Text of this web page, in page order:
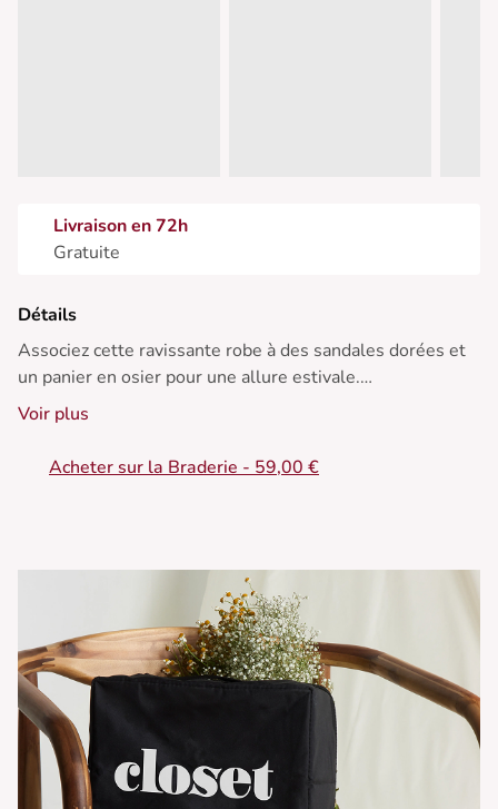
Livraison en 72h
Gratuite
Détails
Associez cette ravissante robe à des sandales dorées et
un panier en osier pour une allure estivale.
• Robe courte en coton
• Coupe légèrement évasée
Voir plus
Acheter sur la Braderie - 59,00 €